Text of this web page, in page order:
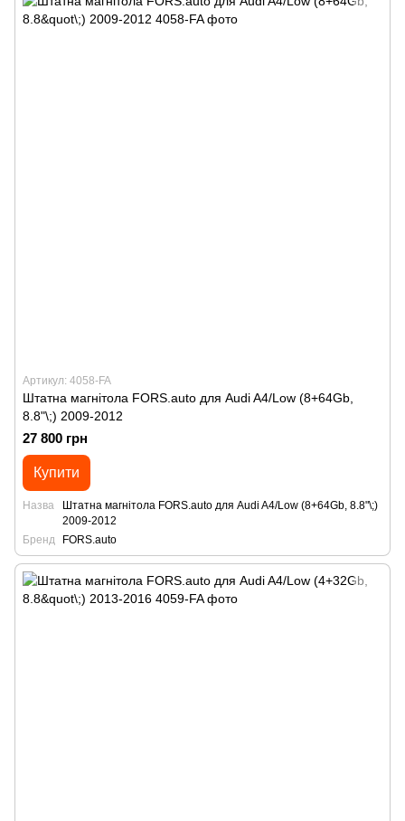
Артикул: 4058-FA
Штатна магнітола FORS.auto для Audi A4/Low (8+64Gb,
8.8"\;) 2009-2012
27 800 грн
Купити
Назва
Штатна магнітола FORS.auto для Audi A4/Low (8+64Gb, 8.8"\;)
2009-2012
Бренд
FORS.auto